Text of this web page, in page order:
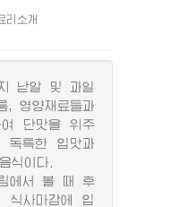
리소개
낟알 및 과일
, 영양재료들과
여 단맛을 위주
독특한 입맛과
식이다.
에서 볼 때 후
식사마감에 입